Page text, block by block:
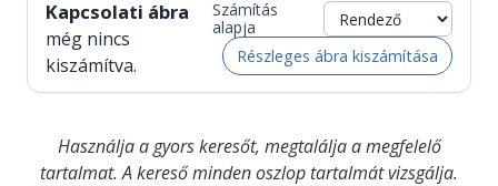
Kapcsolati ábra
még nincs
kiszámítva.
Számítás
alapja
Részleges ábra kiszámítása
Használja a gyors keresőt, megtalálja a megfelelő
tartalmat. A kereső minden oszlop tartalmát vizsgálja.